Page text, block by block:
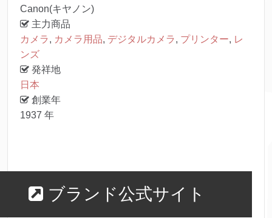
Canon(キヤノン)
主力商品
カメラ, カメラ用品, デジタルカメラ, プリンター, レ
ンズ
発祥地
日本
創業年
1937 年
ブランド公式サイト